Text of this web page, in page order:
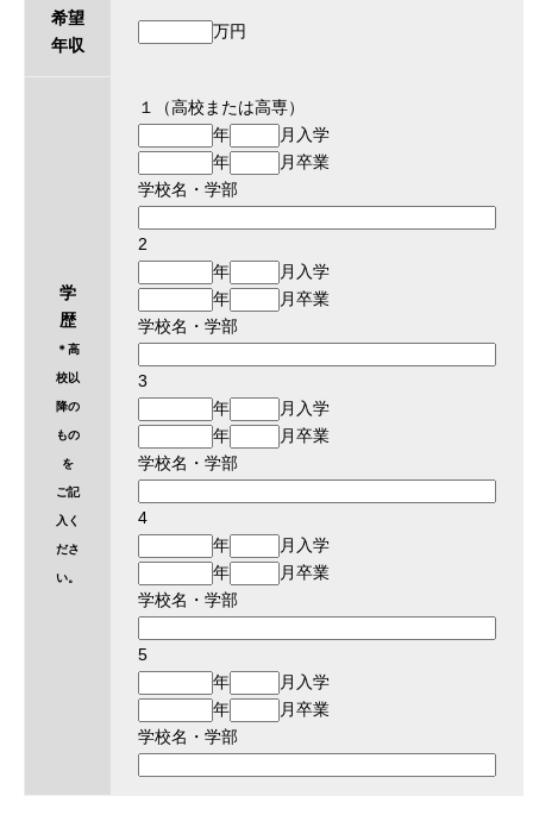
希望
年収
万円
学
歴
＊高
校以
降の
もの
を
ご記
入く
ださ
い。
１（高校または高専）
年
月入学
年
月卒業
学校名・学部
2
年
月入学
年
月卒業
学校名・学部
3
年
月入学
年
月卒業
学校名・学部
4
年
月入学
年
月卒業
学校名・学部
5
年
月入学
年
月卒業
学校名・学部